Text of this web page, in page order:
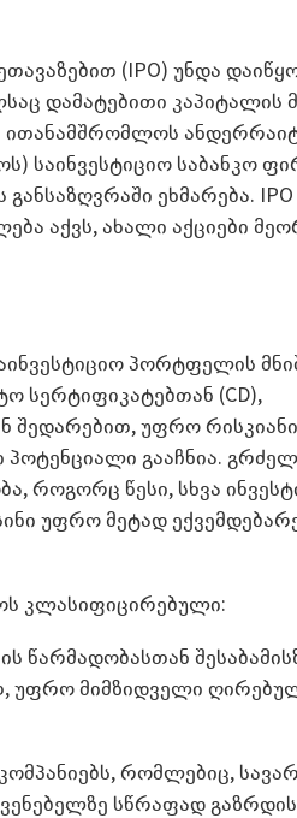
(IPO) უნდა
დამატებითი კაპიტალის
ითანამშრომლოს
საინვესტიციო საბანკო
ეხმარება. IPO
აქვს, ახალი აქციები
პორტფელის
სერტიფიკატებთან (CD),
უფრო
გააჩნია.
როგორც წესი, სხვა
უფრო მეტად
კლასიფიცირებული:
წარმადობასთან
უფრო მიმზიდველი
რომლებიც,
სწრაფად